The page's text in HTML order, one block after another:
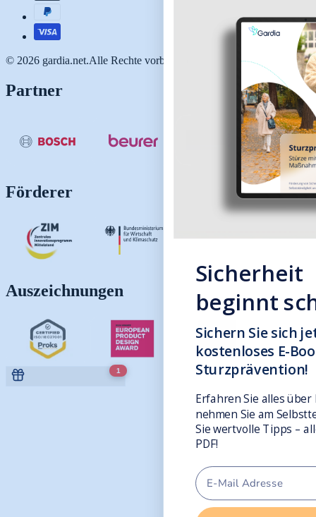
© 2026 gardia.net.Alle Rechte vorbehalten.
Partner
Förderer
Auszeichnungen
1
Sicherheit
beginnt
Sichern Sie sich
kostenloses E-
Sturzprävention!
Erfahren Sie alles
nehmen Sie am
Sie wertvolle Tipps –
PDF!